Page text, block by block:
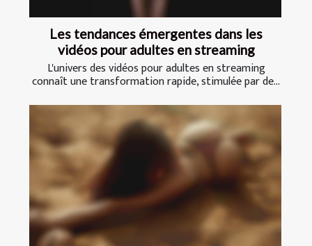
Les tendances émergentes dans les
vidéos pour adultes en streaming
L'univers des vidéos pour adultes en streaming
connaît une transformation rapide, stimulée par de...